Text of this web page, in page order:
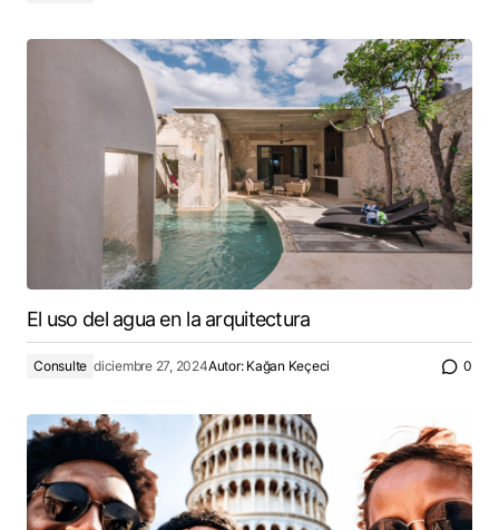
El uso del agua en la arquitectura
Consulte diciembre 27, 2024Autor: Kağan Keçeci 0